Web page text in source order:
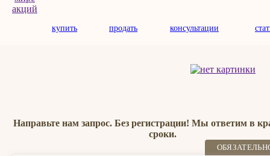
купить продать консультации
Направьте нам запрос. Без регистрации! Мы ответим в
сроки.